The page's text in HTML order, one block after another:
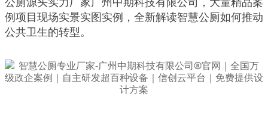
例项目现场实景实图实例，全新解读智慧公厕如何推动
公共卫生的转型。